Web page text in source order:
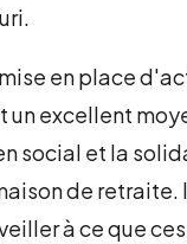
en place
un excellent
social et la
de retraite.
à ce que